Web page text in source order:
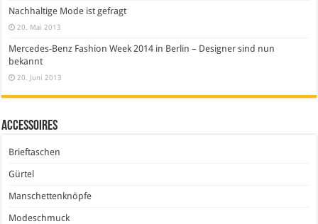
Nachhaltige Mode ist gefragt
20. Mai 2013
Mercedes-Benz Fashion Week 2014 in Berlin – Designer sind nun
bekannt
20. Juni 2013
Accessoires
Brieftaschen
Gürtel
Manschettenknöpfe
Modeschmuck